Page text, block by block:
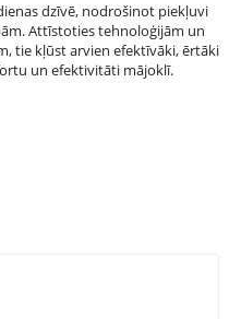
dzīvē, nodrošinot piekļuvi
Attīstoties tehnoloģijām un
tie kļūst arvien efektīvāki, ērtāki
un efektivitāti mājoklī.